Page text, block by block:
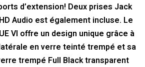
d’extension! Deux prises Jack
Audio est également incluse. Le
VI offre un design unique grâce à
en verre teinté trempé et sa
trempé Full Black transparent